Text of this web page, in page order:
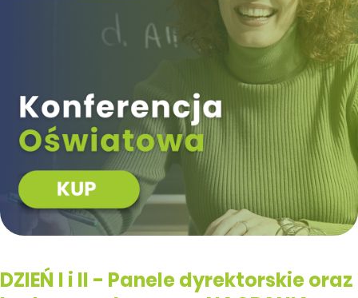
DZIEŃ I i II - Panele dyrektorskie oraz